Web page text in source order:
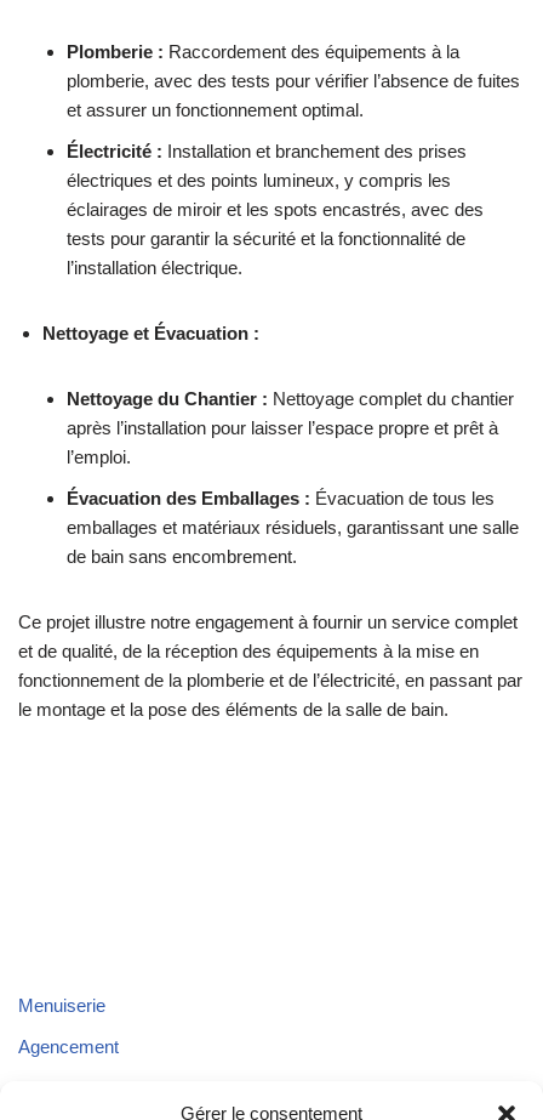
Gérer le consentement
Plomberie : Raccordement des équipements à la
plomberie, avec des tests pour vérifier l’absence de fuites
et assurer un fonctionnement optimal.
Électricité : Installation et branchement des prises
électriques et des points lumineux, y compris les
éclairages de miroir et les spots encastrés, avec des
tests pour garantir la sécurité et la fonctionnalité de
l’installation électrique.
Nettoyage et Évacuation :
Nettoyage du Chantier : Nettoyage complet du chantier
après l’installation pour laisser l’espace propre et prêt à
l’emploi.
Évacuation des Emballages : Évacuation de tous les
emballages et matériaux résiduels, garantissant une salle
de bain sans encombrement.
Ce projet illustre notre engagement à fournir un service complet
et de qualité, de la réception des équipements à la mise en
fonctionnement de la plomberie et de l’électricité, en passant par
le montage et la pose des éléments de la salle de bain.
Menuiserie
Agencement